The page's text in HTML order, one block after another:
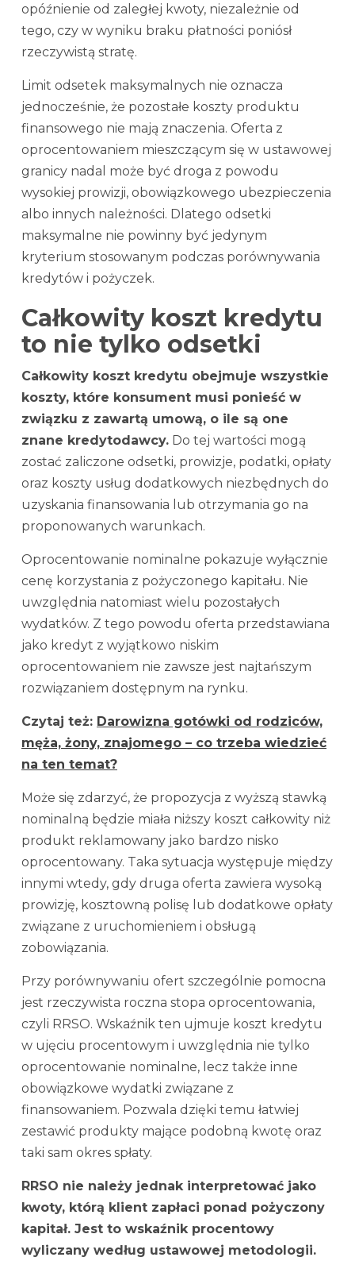
opóźnienie od zaległej kwoty, niezależnie od
tego, czy w wyniku braku płatności poniósł
rzeczywistą stratę.
Limit odsetek maksymalnych nie oznacza
jednocześnie, że pozostałe koszty produktu
finansowego nie mają znaczenia. Oferta z
oprocentowaniem mieszczącym się w ustawowej
granicy nadal może być droga z powodu
wysokiej prowizji, obowiązkowego ubezpieczenia
albo innych należności. Dlatego odsetki
maksymalne nie powinny być jedynym
kryterium stosowanym podczas porównywania
kredytów i pożyczek.
Całkowity koszt kredytu
to nie tylko odsetki
Całkowity koszt kredytu obejmuje wszystkie
koszty, które konsument musi ponieść w
związku z zawartą umową, o ile są one
znane kredytodawcy. Do tej wartości mogą
zostać zaliczone odsetki, prowizje, podatki, opłaty
oraz koszty usług dodatkowych niezbędnych do
uzyskania finansowania lub otrzymania go na
proponowanych warunkach.
Oprocentowanie nominalne pokazuje wyłącznie
cenę korzystania z pożyczonego kapitału. Nie
uwzględnia natomiast wielu pozostałych
wydatków. Z tego powodu oferta przedstawiana
jako kredyt z wyjątkowo niskim
oprocentowaniem nie zawsze jest najtańszym
rozwiązaniem dostępnym na rynku.
Czytaj też: Darowizna gotówki od rodziców,
męża, żony, znajomego – co trzeba wiedzieć
na ten temat?
Może się zdarzyć, że propozycja z wyższą stawką
nominalną będzie miała niższy koszt całkowity niż
produkt reklamowany jako bardzo nisko
oprocentowany. Taka sytuacja występuje między
innymi wtedy, gdy druga oferta zawiera wysoką
prowizję, kosztowną polisę lub dodatkowe opłaty
związane z uruchomieniem i obsługą
zobowiązania.
Przy porównywaniu ofert szczególnie pomocna
jest rzeczywista roczna stopa oprocentowania,
czyli RRSO. Wskaźnik ten ujmuje koszt kredytu
w ujęciu procentowym i uwzględnia nie tylko
oprocentowanie nominalne, lecz także inne
obowiązkowe wydatki związane z
finansowaniem. Pozwala dzięki temu łatwiej
zestawić produkty mające podobną kwotę oraz
taki sam okres spłaty.
RRSO nie należy jednak interpretować jako
kwoty, którą klient zapłaci ponad pożyczony
kapitał. Jest to wskaźnik procentowy
wyliczany według ustawowej metodologii.